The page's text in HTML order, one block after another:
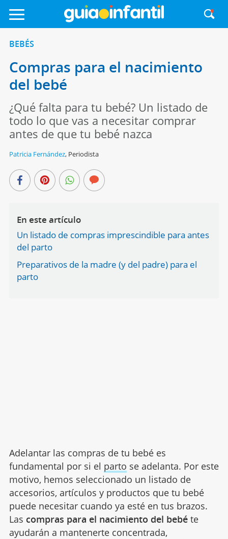
BEBÉS
Compras para el nacimiento
del bebé
¿Qué falta para tu bebé? Un listado de
todo lo que vas a necesitar comprar
antes de que tu bebé nazca
Patricia Fernández, Periodista
En este artículo
Un listado de compras imprescindible para antes
del parto
Preparativos de la madre (y del padre) para el
parto
Adelantar las compras de tu bebé es
fundamental por si el parto se adelanta. Por este
motivo, hemos seleccionado un listado de
accesorios, artículos y productos que tu bebé
puede necesitar cuando ya esté en tus brazos.
Las compras para el nacimiento del bebéte
ayudarán a mantenerte concentrada,